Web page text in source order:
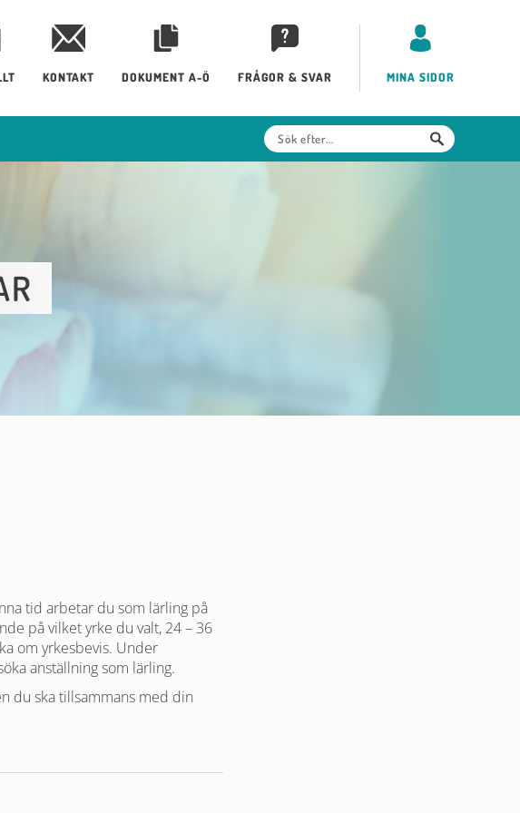
KONTAKT DOKUMENT A-Ö FRÅGOR & SVAR MINA SIDOR
tid arbetar du som lärling på
på vilket yrke du valt, 24 – 36
om yrkesbevis. Under
anställning som lärling.
du ska tillsammans med din